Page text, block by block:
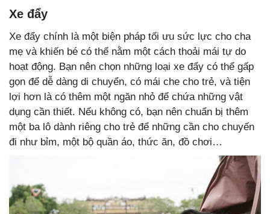
Xe đẩy
Xe đẩy chính là một biện pháp tối ưu sức lực cho cha
mẹ và khiến bé có thể nằm một cách thoải mái tự do
hoạt động. Bạn nên chọn những loại xe đẩy có thể gấp
gọn để dễ dàng di chuyển, có mái che cho trẻ, và tiện
lợi hơn là có thêm một ngăn nhỏ để chứa những vật
dụng cần thiết. Nếu không có, bạn nên chuẩn bị thêm
một ba lô dành riêng cho trẻ để những cần cho chuyến
đi như bỉm, một bộ quần áo, thức ăn, đồ chơi…